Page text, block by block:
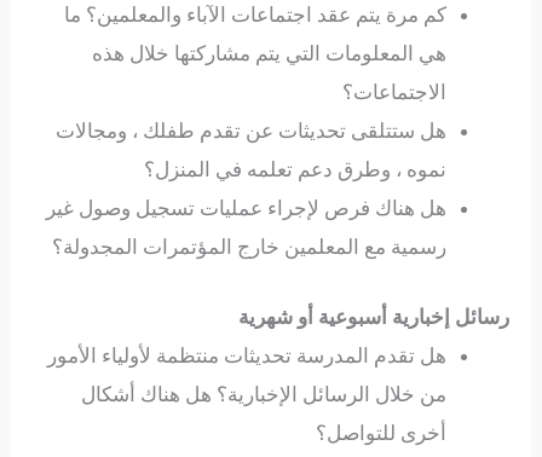
كم مرة يتم عقد اجتماعات الآباء والمعلمين؟ ما
هي المعلومات التي يتم مشاركتها خلال هذه
الاجتماعات؟
هل ستتلقى تحديثات عن تقدم طفلك ، ومجالات
نموه ، وطرق دعم تعلمه في المنزل؟
هل هناك فرص لإجراء عمليات تسجيل وصول غير
رسمية مع المعلمين خارج المؤتمرات المجدولة؟
رسائل إخبارية أسبوعية أو شهرية
هل تقدم المدرسة تحديثات منتظمة لأولياء الأمور
من خلال الرسائل الإخبارية؟ هل هناك أشكال
أخرى للتواصل؟